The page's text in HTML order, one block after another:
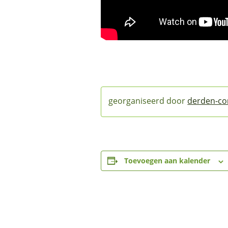
derden-
Toevoegen aan kalender